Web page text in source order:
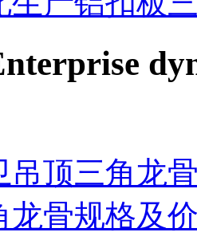
吊顶三角龙
龙骨规格及